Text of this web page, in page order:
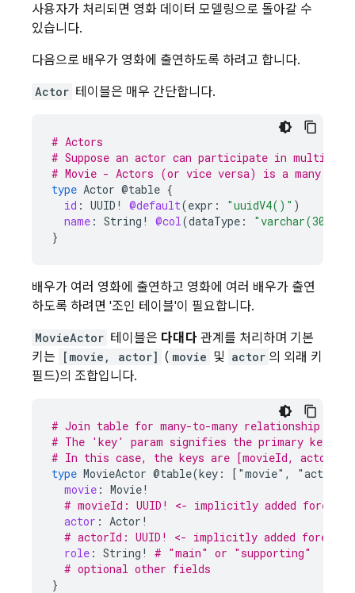
사용자가 처리되면 영화 데이터 모델링으로 돌아갈 수
있습니다.
다음으로 배우가 영화에 출연하도록 하려고 합니다.
Actor 테이블은 매우 간단합니다.
# Actors
# Suppose an actor can participate in multiple
# Movie - Actors (or vice versa) is a many to
type Actor @table {
id : UUID ! @default(expr : "uuidV4()" )
name : String ! @col(dataType : "varchar(30)"
}
배우가 여러 영화에 출연하고 영화에 여러 배우가 출연
하도록 하려면 '조인 테이블'이 필요합니다.
MovieActor 테이블은 다대다관계를 처리하며 기본
키는
[movie, actor] ( movie 및 actor 의 외래 키
필드)의 조합입니다.
# Join table for many-to-many relationship for
# The 'key' param signifies the primary keys
# In this case, the keys are [movieId,
type MovieActor @table(key: ["movie" ,
movie : Movie!
# movieId: UUID! <- implicitly added
actor : Actor !
# actorId: UUID! <- implicitly added foreign
role : String !
# "main" or "supporting"
# optional other fields
}